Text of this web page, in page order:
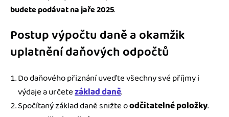
budete podávat na jaře 2025.
Postup výpočtu daně a okamžik
uplatnění daňových odpočtů
Do daňového přiznání uveďte všechny své příjmy i
výdaje a určetezáklad daně.
Spočítaný základ daně snižte oodčitatelné položky.